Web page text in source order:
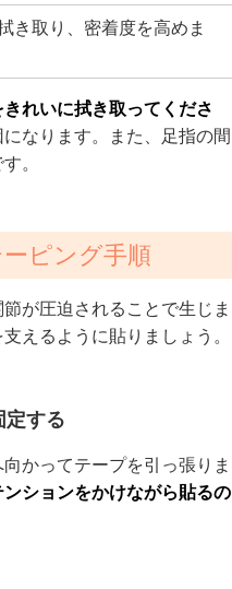
き取り、密着度を高めま
れいに拭き取ってくださ
なります。また、足指の間
。
ピング手順
が圧迫されることで生じま
えるように貼りましょう。
定する
かってテープを引っ張りま
ションをかけながら貼るの